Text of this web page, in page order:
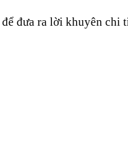
đưa ra lời khuyên chi